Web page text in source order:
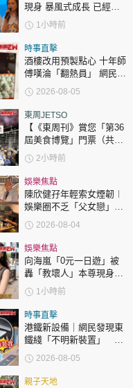
親子王
All rights reserved.
現身 暴風式成長 已經高
過「三太」樊亦敏！
1小時前
時事直擊
酒樓改用預製點心 十年師
傅嘆淪「翻熱員」 網民憂
傳統手藝被淘汰
2026-08-05
東周JETSO
【《東周刊》賞您「第36
屆美食博覽」門票（共30
張）】
2小時前
娛樂焦點
陳欣健孖年輕索女煙韌︱
娛樂圈不乏「父女戀」
「爺孫戀」 年齡差距最大
達51歲 最受矚目有李龍
基謝賢
2026-08-04
娛樂焦點
向海嵐「0元一日遊」被
轟「教壞人」本尊現身回
應網民
1小時前
時事直擊
港鐵新設備｜網民發現東
鐵綫「不明新裝置」 港
鐵解畫新設備用途
2026-08-05
親子天地